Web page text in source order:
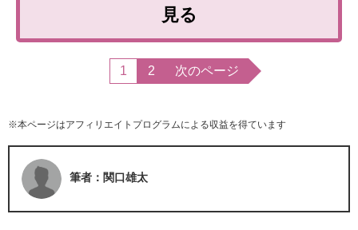
見る
1 2 次のページ
※本ページはアフィリエイトプログラムによる収益を得ています
筆者：関口雄太